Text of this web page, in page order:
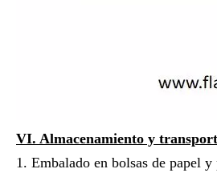
VI. Almacenamiento y
1. Embalado en bolsas de papel